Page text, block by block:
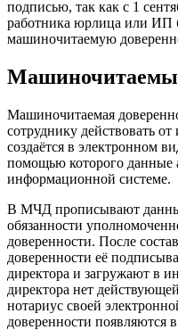
подписью, так как с 1
работника юрлица или ИП
машиночитаемую
Машиночитаемая
сотруднику действовать
создаётся в электронном
помощью которого данные
информационной системе.
В МЧД прописывают
обязанности
доверенности. После
доверенности её
директора и загружают в
директора нет
нотариус своей
доверенности появляются